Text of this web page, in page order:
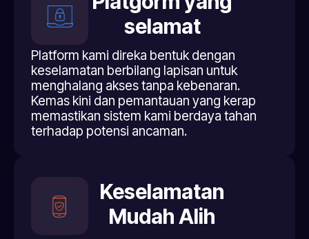
selamat
Platform kami direka bentuk dengan
keselamatan berbilang lapisan untuk
menghalang akses tanpa kebenaran.
Kemas kini dan pemantauan yang kerap
memastikan sistem kami berdaya tahan
terhadap potensi ancaman.
Keselamatan
Mudah Alih